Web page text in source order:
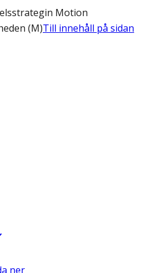
Motion
(M)Till innehåll på sidan
ner